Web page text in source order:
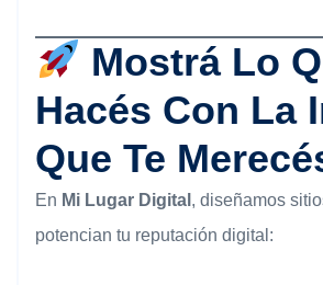
Mostrá Lo
Hacés Con La
Que Te
En Mi Lugar Digital , diseñamos
potencian tu reputación digital: